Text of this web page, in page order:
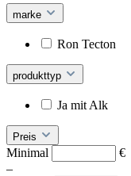
marke
Ron Tecton
produkttyp
Ja mit Alk
Preis
Minimal
€
–